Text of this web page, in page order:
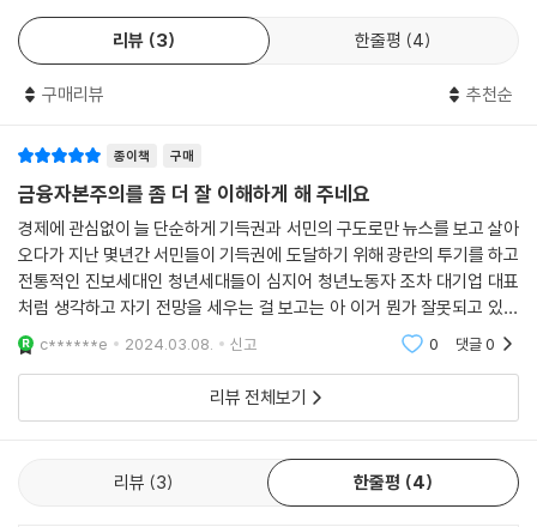
농업의 자급자족과 성장을 방해하여 굴복시키려는 세계화다.
---「CHAPTER 03. 금융자본의 민주주의적 제국주의, 103쪽」중에서
부는 중독성이 있으며 탐욕을 불러일으킨다. 그래서 만족할 줄 모르고 타
을 추구하기에 한계를 모른다. 천연자원과 기간 시설 독점사업을 사영화로
탈취한 자들은 자신들의 지대 추구가 사회적으로 파괴적인 것이 아니라 생
산적이라고 주장한다. 그러나 그들의 지대는 노동자의 소득을 빨아들이며
산업의 이윤도 빨아들인다. 이는 궁극적으로 로마가 속주의 자산을 약탈하
고 그 주민들을 노예로 삼아 경제의 암흑기만 남겼을 때처럼 파괴적이다.
오늘날 그리스부터 라트비아까지, 미국의 러스트 벨트부터 텍사스까지 부
채를 떠안은 가난한 사람들은 굶주림과 질병, 금융상의 걱정거리 때문에
조기에 사망하는데, 이들은 그것이 전부 자기 책임이라는 말을 듣는다. 워
싱턴 합의가 뒷받침한 금융화한 사영화 경제의 희생자가 아니라는 말이다.
---「CHAPTER 03. 금융자본의 민주주의적 제국주의, 106쪽」중에서
서구의 대학교에서 가르치는 주류 경제 이론은 중국의 성공을 설명할 수
없을뿐더러 미국의 산업 실패도 설명할 수 없다. 서구 신자유주의 경제학
위해서는 오늘날 불로소득 계급의 부 획득 방식을 알아야만 한다. 그들은
어떻게 부자가 되었나? 왜 금융자산과 부동산은 국민총소득보다 훨씬 더
빨리 증가하는가?
가 사실이 아님을 분명하게 보여준다. 노동으로 얻는 수익보다 불로소득
(이자, 부동산 임대료, 주식 배당금 등)으로 얻는 수익이 더 큰 세계에서는
결국 소수의 부유층들에게 모든 부가 빨려 들어가게 작동되어 있다. 우리
는 이것이 과연 정의로운지 질문해야만 한다. 불평등의 구조적 원인을 직
시하고, 소수의 계급이 부를 독점하는 세계를 깨부수어 경제적 양극화를
막아야 한다는 허드슨의 주장은 ‘모두가 부자 되기를 바라는 세상’에 낯설
지만 꼭 필요한 조언이다.
지금 우리에게 필요한 것은
실제 경제를 반영하는 ‘진짜 경제 이론’이다!
오늘날 대학의 교과 과정이 실제 경제를 반영하지 않는, ‘의도적인 왜곡’도
큰 문제다. 저자는 오늘날 주류 경제 이론이 영국과 미국의 성공 경로와, 어
세계에서 가장 뛰어난, 세계 유일의 경제학자. 그를 제외한 나머지는 거의
전부 신자유주의자들로, 경제학자가 아니라 금융 세력의 바람잡이일 뿐이
- 폴 크레이그 로버츠 (전 미국 재무부 차관)
리뷰 3 한줄평 4
구매리뷰 추천순
종이책 구매
금융자본주의를 좀 더 잘 이해하게 해 주네요
경제에 관심없이 늘 단순하게 기득권과 서민의 구도로만 뉴스를 보고 살아
오다가 지난 몇년간 서민들이 기득권에 도달하기 위해 광란의 투기를 하고
전통적인 진보세대인 청년세대들이 심지어 청년노동자 조차 대기업 대표
처럼 생각하고 자기 전망을 세우는 걸 보고는 아 이거 뭔가 잘못되고 있다
고 느꼈습니다.그 이후로 경제공부가 반드시 필요한 걸 절감했습니다. 첫
째로는 거품을 형
c******e 2024.03.08. 신고 0 댓글0
리뷰 전체보기
리뷰 3 한줄평 4